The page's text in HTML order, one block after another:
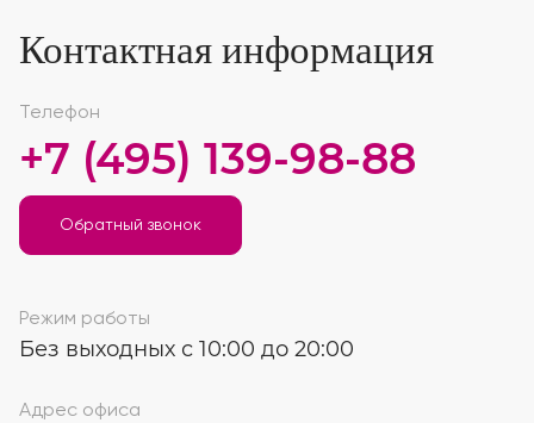
Контактная информация
Телефон
+7 (495) 139-98-88
Обратный звонок
Режим работы
Без выходных с 10:00 до 20:00
Адрес офиса